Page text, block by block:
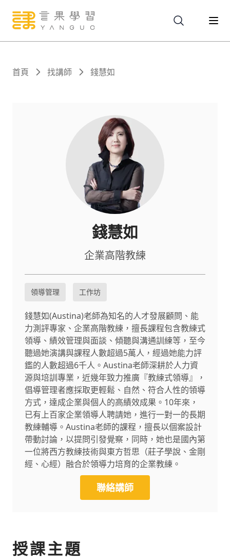
關於
首頁 找講師 錢慧如
錢慧如
企業高階教練
領導管理 工作坊
錢慧如(Austina)老師為知名的人才發展顧問、能
力測評專家、企業高階教練，擅長課程包含教練式
領導、績效管理與面談、傾聽與溝通訓練等，至今
聽過她演講與課程人數超過5萬人，經過她能力評
鑑的人數超過6千人。Austina老師深耕於人力資
源與培訓專業，近幾年致力推廣『教練式領導』，
倡導管理者應採取更輕鬆、自然、符合人性的領導
方式，達成企業與個人的高績效成果。10年來，
已有上百家企業領導人聘請她，進行一對一的長期
教練輔導。Austina老師的課程，擅長以個案設計
帶動討論，以提問引發覺察，同時，她也是國內第
一位將西方教練技術與東方哲思（莊子學說、金剛
經、心經）融合於領導力培育的企業教練。
聯絡講師
授課主題